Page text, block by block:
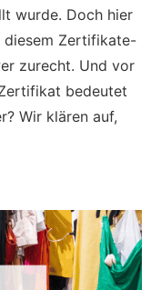
wurde. Doch hier
Zertifikate-
zurecht. Und vor
bedeutet
Wir klären auf,